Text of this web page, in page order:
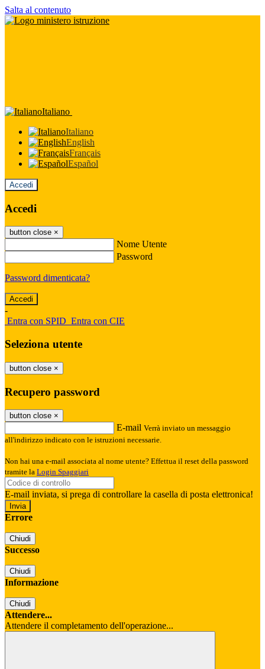
Salta al contenuto
Italiano
Italiano
English
Français
Español
Accedi
Accedi
button close ×
Nome Utente
Password
Password dimenticata?
-
Entra con SPID Entra con CIE
Seleziona utente
button close ×
Recupero password
button close ×
E-mail Verrà inviato un messaggio
all'indirizzo indicato con le istruzioni necessarie.
Non hai una e-mail associata al nome utente? Effettua il reset della password
tramite la Login Spaggiari
E-mail inviata, si prega di controllare la casella di posta elettronica!
Errore
Chiudi
Successo
Chiudi
Informazione
Chiudi
Attendere...
Attendere il completamento dell'operazione...